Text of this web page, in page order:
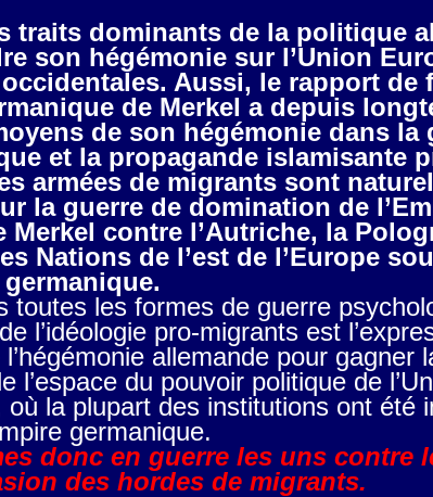
traits dominants de la politique
son hégémonie sur l’Union
Aussi, le rapport de
de Merkel a depuis
de son hégémonie dans la
et la propagande islamisante
armées de migrants sont
la guerre de domination de
Merkel contre l’Autriche, la
Nations de l’est de l’Europe
toutes les formes de guerre
l’idéologie pro-migrants est
allemande pour gagner
l’espace du pouvoir politique de
où la plupart des institutions ont été
germanique.
donc en guerre les uns contre
des hordes de migrants.